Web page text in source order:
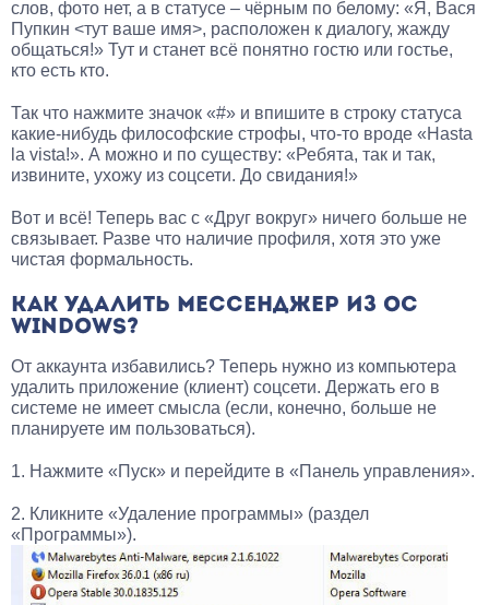
слов, фото нет, а в статусе – чёрным по белому: «Я, Вася
Пупкин <тут ваше имя>, расположен к диалогу, жажду
общаться!» Тут и станет всё понятно гостю или гостье,
кто есть кто.
Так что нажмите значок «#» и впишите в строку статуса
какие-нибудь философские строфы, что-то вроде «Hasta
la vista!». А можно и по существу: «Ребята, так и так,
извините, ухожу из соцсети. До свидания!»
Вот и всё! Теперь вас с «Друг вокруг» ничего больше не
связывает. Разве что наличие профиля, хотя это уже
чистая формальность.
КАК УДАЛИТЬ МЕССЕНДЖЕР ИЗ ОС
WINDOWS?
От аккаунта избавились? Теперь нужно из компьютера
удалить приложение (клиент) соцсети. Держать его в
системе не имеет смысла (если, конечно, больше не
планируете им пользоваться).
1. Нажмите «Пуск» и перейдите в «Панель управления».
2. Кликните «Удаление программы» (раздел
«Программы»).